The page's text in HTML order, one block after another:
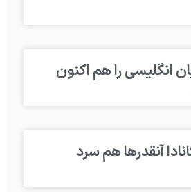
3: زبان انگلیسی را هم اکنون
2 : کانادا آنقدرها هم سرد